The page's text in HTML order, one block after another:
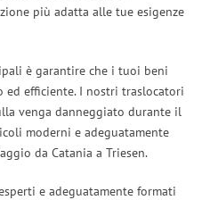
più adatta alle tue esigenze
è garantire che i tuoi beni
efficiente. I nostri traslocatori
venga danneggiato durante il
moderni e adeguatamente
da Catania a Triesen.
e adeguatamente formati